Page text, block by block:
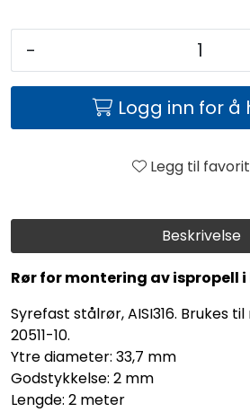
Beskrivelse
Rør for montering av ispropell
Syrefast stålrør, AISI316. Brukes
20511-10.
Ytre diameter: 33,7 mm
Godstykkelse: 2 mm
Lengde: 2 meter
-
Logg inn for å
Legg til